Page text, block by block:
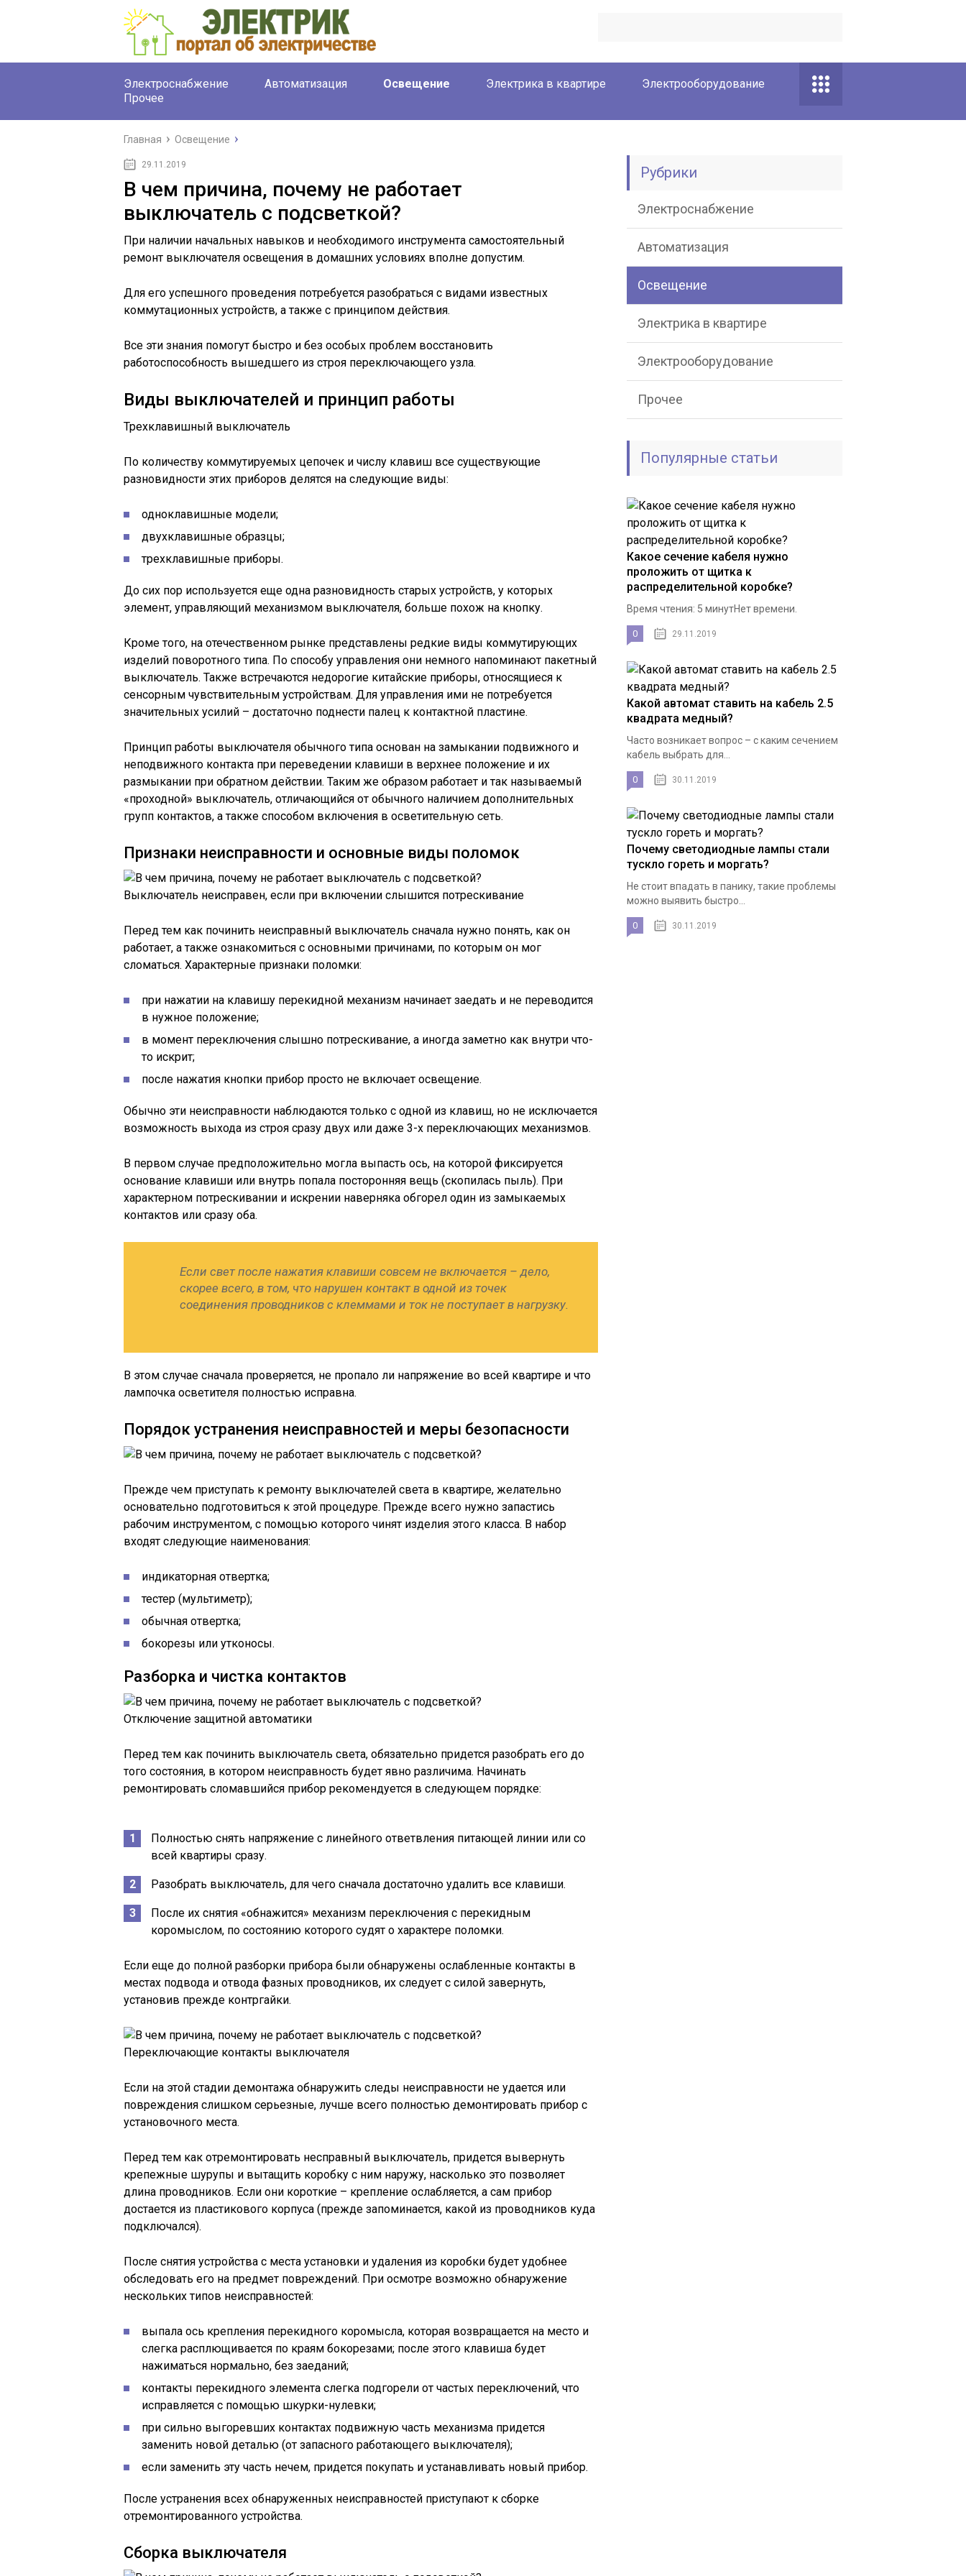
Электроснабжение Автоматизация Освещение Электрика в квартире
Электрооборудование
Прочее
Главная Освещение
29.11.2019
В чем причина, почему не работает
выключатель с подсветкой?
При наличии начальных навыков и необходимого инструмента самостоятельный
ремонт выключателя освещения в домашних условиях вполне допустим.
Для его успешного проведения потребуется разобраться с видами известных
коммутационных устройств, а также с принципом действия.
Все эти знания помогут быстро и без особых проблем восстановить
работоспособность вышедшего из строя переключающего узла.
Виды выключателей и принцип работы
Трехклавишный выключатель
По количеству коммутируемых цепочек и числу клавиш все существующие
разновидности этих приборов делятся на следующие виды:
одноклавишные модели;
двухклавишные образцы;
трехклавишные приборы.
До сих пор используется еще одна разновидность старых устройств, у которых
элемент, управляющий механизмом выключателя, больше похож на кнопку.
Кроме того, на отечественном рынке представлены редкие виды коммутирующих
изделий поворотного типа. По способу управления они немного напоминают пакетный
выключатель. Также встречаются недорогие китайские приборы, относящиеся к
сенсорным чувствительным устройствам. Для управления ими не потребуется
значительных усилий – достаточно поднести палец к контактной пластине.
Принцип работы выключателя обычного типа основан на замыкании подвижного и
неподвижного контакта при переведении клавиши в верхнее положение и их
размыкании при обратном действии. Таким же образом работает и так называемый
«проходной» выключатель, отличающийся от обычного наличием дополнительных
групп контактов, а также способом включения в осветительную сеть.
Признаки неисправности и основные виды поломок
Выключатель неисправен, если при включении слышится потрескивание
Перед тем как починить неисправный выключатель сначала нужно понять, как он
работает, а также ознакомиться с основными причинами, по которым он мог
сломаться. Характерные признаки поломки:
при нажатии на клавишу перекидной механизм начинает заедать и не переводится
в нужное положение;
в момент переключения слышно потрескивание, а иногда заметно как внутри что-
то искрит;
после нажатия кнопки прибор просто не включает освещение.
Обычно эти неисправности наблюдаются только с одной из клавиш, но не исключается
возможность выхода из строя сразу двух или даже 3-х переключающих механизмов.
В первом случае предположительно могла выпасть ось, на которой фиксируется
основание клавиши или внутрь попала посторонняя вещь (скопилась пыль). При
характерном потрескивании и искрении наверняка обгорел один из замыкаемых
контактов или сразу оба.
Если свет после нажатия клавиши совсем не включается – дело,
скорее всего, в том, что нарушен контакт в одной из точек
соединения проводников с клеммами и ток не поступает в нагрузку.
В этом случае сначала проверяется, не пропало ли напряжение во всей квартире и что
лампочка осветителя полностью исправна.
Порядок устранения неисправностей и меры безопасности
Прежде чем приступать к ремонту выключателей света в квартире, желательно
основательно подготовиться к этой процедуре. Прежде всего нужно запастись
рабочим инструментом, с помощью которого чинят изделия этого класса. В набор
входят следующие наименования:
индикаторная отвертка;
тестер (мультиметр);
обычная отвертка;
бокорезы или утконосы.
Разборка и чистка контактов
Отключение защитной автоматики
Перед тем как починить выключатель света, обязательно придется разобрать его до
того состояния, в котором неисправность будет явно различима. Начинать
ремонтировать сломавшийся прибор рекомендуется в следующем порядке:
Полностью снять напряжение с линейного ответвления питающей линии или со
всей квартиры сразу.
Разобрать выключатель, для чего сначала достаточно удалить все клавиши.
После их снятия «обнажится» механизм переключения с перекидным
коромыслом, по состоянию которого судят о характере поломки.
Если еще до полной разборки прибора были обнаружены ослабленные контакты в
местах подвода и отвода фазных проводников, их следует с силой завернуть,
установив прежде контргайки.
Переключающие контакты выключателя
Если на этой стадии демонтажа обнаружить следы неисправности не удается или
повреждения слишком серьезные, лучше всего полностью демонтировать прибор с
установочного места.
Перед тем как отремонтировать несправный выключатель, придется вывернуть
крепежные шурупы и вытащить коробку с ним наружу, насколько это позволяет
длина проводников. Если они короткие – крепление ослабляется, а сам прибор
достается из пластикового корпуса (прежде запоминается, какой из проводников куда
подключался).
После снятия устройства с места установки и удаления из коробки будет удобнее
обследовать его на предмет повреждений. При осмотре возможно обнаружение
нескольких типов неисправностей:
выпала ось крепления перекидного коромысла, которая возвращается на место и
слегка расплющивается по краям бокорезами; после этого клавиша будет
нажиматься нормально, без заеданий;
контакты перекидного элемента слегка подгорели от частых переключений, что
исправляется с помощью шкурки-нулевки;
при сильно выгоревших контактах подвижную часть механизма придется
заменить новой деталью (от запасного работающего выключателя);
если заменить эту часть нечем, придется покупать и устанавливать новый прибор.
После устранения всех обнаруженных неисправностей приступают к сборке
отремонтированного устройства.
Сборка выключателя
Рубрики
Электроснабжение
Автоматизация
Освещение
Электрика в квартире
Электрооборудование
Прочее
Популярные статьи
Какое сечение кабеля нужно
проложить от щитка к
распределительной коробке?
Время чтения: 5 минутНет времени.
0 29.11.2019
Какой автомат ставить на кабель 2.5
квадрата медный?
Часто возникает вопрос – с каким сечением
кабель выбрать для...
0 30.11.2019
Почему светодиодные лампы стали
тускло гореть и моргать?
Не стоит впадать в панику, такие проблемы
можно выявить быстро...
0 30.11.2019